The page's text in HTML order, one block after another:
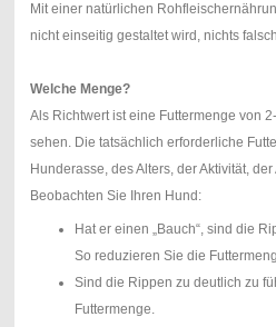
Mit einer natürlichen
nicht einseitig gestaltet wird, nichts
Welche Menge?
Als Richtwert ist eine Futtermenge von
sehen. Die tatsächlich erforderliche
Hunderasse, des Alters, der Aktivität,
Beobachten Sie Ihren Hund:
Hat er einen „Bauch“, sind die
So reduzieren Sie die
Sind die Rippen zu deutlich zu
Futtermenge.